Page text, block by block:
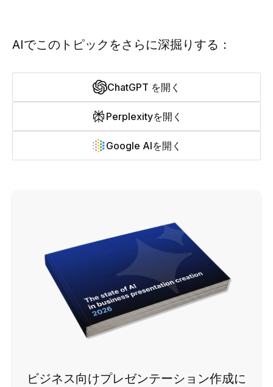
AIでこのトピックをさらに深掘りする：
ChatGPT を開く
Perplexityを開く
Google AIを開く
ビジネス向けプレゼンテーション作成に